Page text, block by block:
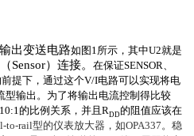
输出变送电路如图1 所示，其中U2就是
Sensor）连接。 在保证SENSOR
提下，通过这个V/I电路可以实现将电
型输出。为了将输出电流控制得比较
10:1 的比例关系，并且 RDD的阻值应该在
to-rail型的仪表放大器，如OPA337 。稳